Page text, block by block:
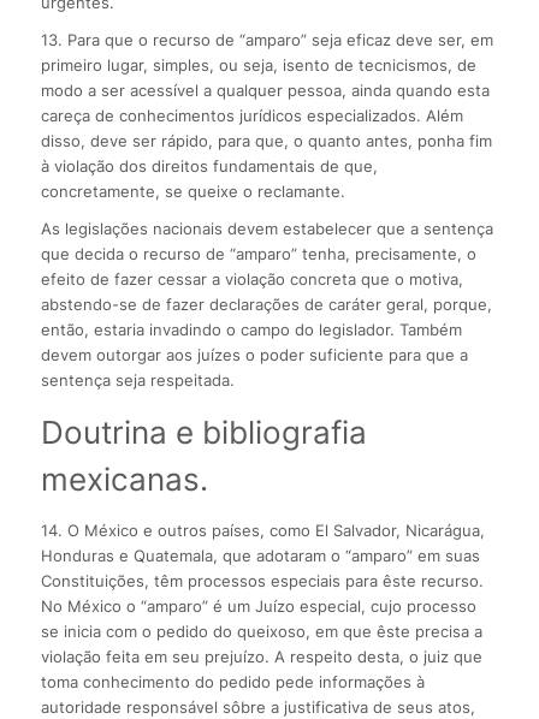
13. Para que o recurso de “amparo” seja eficaz deve ser, em
primeiro lugar, simples, ou seja, isento de tecnicismos, de
modo a ser acessível a qualquer pessoa, ainda quando esta
careça de conhecimentos jurídicos especializados. Além
disso, deve ser rápido, para que, o quanto antes, ponha fim
à violação dos direitos fundamentais de que,
concretamente, se queixe o reclamante.
As legislações nacionais devem estabelecer que a sentença
que decida o recurso de “amparo” tenha, precisamente, o
efeito de fazer cessar a violação concreta que o motiva,
abstendo-se de fazer declarações de caráter geral, porque,
então, estaria invadindo o campo do legislador. Também
devem outorgar aos juízes o poder suficiente para que a
sentença seja respeitada.
Doutrina e bibliografia
mexicanas.
14. O México e outros países, como El Salvador, Nicarágua,
Honduras e Quatemala, que adotaram o “amparo” em suas
Constituições, têm processos especiais para êste recurso.
No México o “amparo” é um Juízo especial, cujo processo
se inicia com o pedido do queixoso, em que êste precisa a
violação feita em seu prejuízo. A respeito desta, o juiz que
toma conhecimento do pedido pede informações à
autoridade responsável sôbre a justificativa de seus atos,